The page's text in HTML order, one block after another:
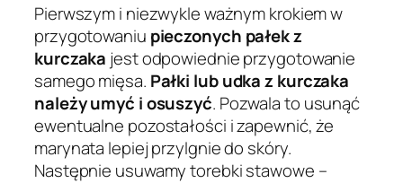
Pierwszym i niezwykle ważnym krokiem w
przygotowaniu pieczonych pałek z
kurczaka jest odpowiednie przygotowanie
samego mięsa. Pałki lub udka z kurczaka
należy umyć i osuszyć. Pozwala to usunąć
ewentualne pozostałości i zapewnić, że
marynata lepiej przylgnie do skóry.
Następnie usuwamy torebki stawowe –